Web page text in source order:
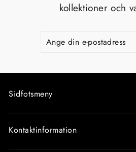
kollektioner och
DIN
E-
Sidfotsmeny
Kontaktinformation